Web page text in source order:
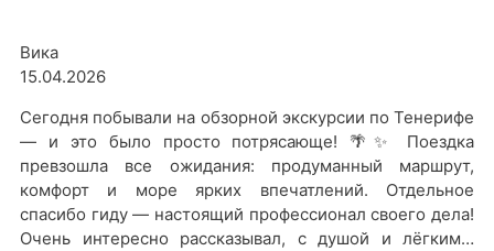
Вика
15.04.2026
Сегодня побывали на обзорной экскурсии по Тенерифе
— и это было просто потрясающе! 🌴✨ Поездка
превзошла все ожидания: продуманный маршрут,
комфорт и море ярких впечатлений. Отдельное
спасибо гиду — настоящий профессионал своего дела!
Очень интересно рассказывал, с душой и лёгким…